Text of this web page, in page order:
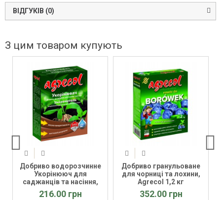
ВІДГУКІВ (0)
З цим товаром купують
Добриво водорозчинне
Укорінююч для
саджанців та насіння,
Agrecol
216.00 грн
Добриво гранульоване
для чорниці та лохини,
Agrecol 1,2 кг
352.00 грн